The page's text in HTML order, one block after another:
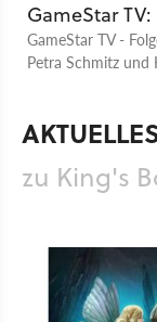
GameStar
GameStar TV -
Petra Schmitz und
zu King's